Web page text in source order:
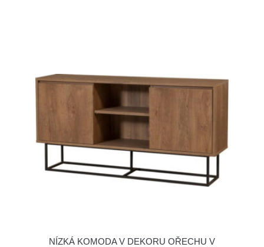
NÍZKÁ KOMODA V DEKORU OŘECHU V